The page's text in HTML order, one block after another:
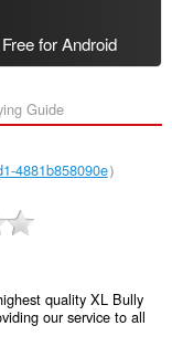
Free for Android
Guide‎
4881b858090e）
quality XL Bully
our service to all